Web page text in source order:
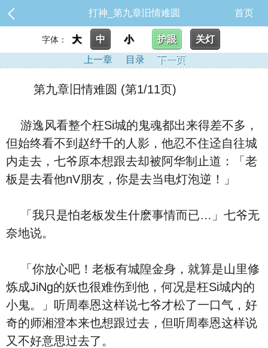
打神_第九章旧情难圆 首页
字体： 大 中 小 护眼
关灯
上一章
目录 下一页
第九章旧情难圆 (第1/11页)
游逸风看整个枉Si城的鬼魂都出来得差不多，
但始终看不到赵纾千的人影，他忍不住迳自往城
内走去，七爷原本想跟去却被阿华制止道：「老
板是去看他nV朋友，你是去当电灯泡逆！」
「我只是怕老板发生什麽事情而已…」七爷无
奈地说。
「你放心吧！老板有城隍金身，就算是山里修
炼成JiNg的妖也很难伤到他，何况是枉Si城内的
小鬼。」听周奉恩这样说七爷才松了一口气，好
奇的师湘澄本来也想跟过去，但听周奉恩这样说
又不好意思过去了。